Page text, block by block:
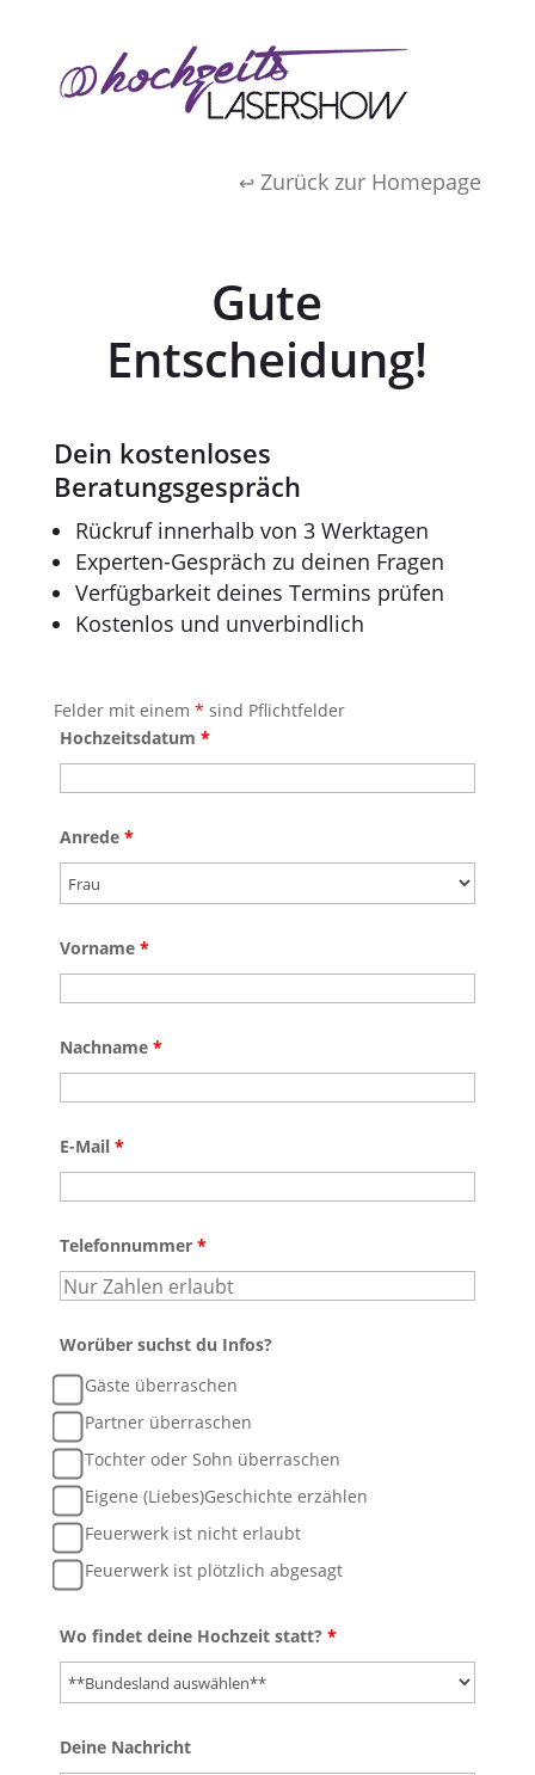
↩ Zurück zur Homepage
Gute
Entscheidung!
Dein kostenloses
Beratungsgespräch
Rückruf innerhalb von 3 Werktagen
Experten-Gespräch zu deinen Fragen
Verfügbarkeit deines Termins prüfen
Kostenlos und unverbindlich
Felder mit einem * sind Pflichtfelder
Hochzeitsdatum *
Anrede *
Vorname *
Nachname *
E-Mail *
Telefonnummer *
Worüber suchst du Infos?
Gäste überraschen
Partner überraschen
Tochter oder Sohn überraschen
Eigene (Liebes)Geschichte erzählen
Feuerwerk ist nicht erlaubt
Feuerwerk ist plötzlich abgesagt
Wo findet deine Hochzeit statt? *
Deine Nachricht